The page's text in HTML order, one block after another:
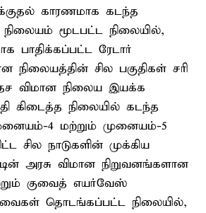
காரணமாக கடந்த
நிலையம் மூடபட்ட நிலையில்,
பாதிக்கப்பட்ட ரேடார்
நிலையத்தின் சில பகுதிகள் சரி
விமான நிலைய இயக்க
கிடைத்த நிலையில் கடந்த
4 மற்றும் முனையம்-5
சில நாடுகளின் முக்கிய
அரசு விமான நிறுவனங்களான
குவைத் எயர்வேஸ்
தொடங்கப்பட்ட நிலையில்,